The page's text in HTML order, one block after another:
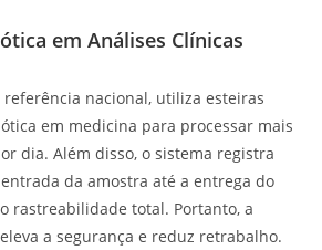
em Análises Clínicas
nacional, utiliza esteiras
em medicina para processar mais
dia. Além disso, o sistema registra
da amostra até a entrega do
rastreabilidade total. Portanto, a
a segurança e reduz retrabalho.